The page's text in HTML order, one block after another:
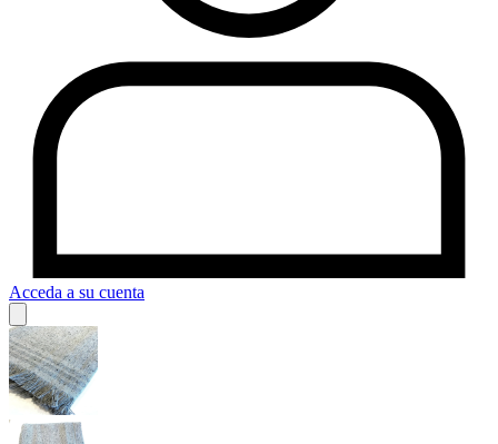
Acceda a su cuenta